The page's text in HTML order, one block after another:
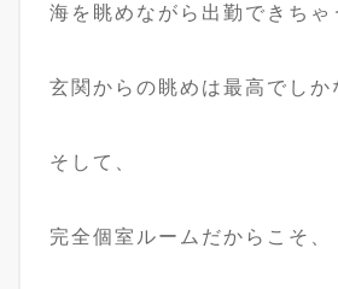
海を眺めながら出勤できちゃ
玄関からの眺めは最高でしか
そして、
完全個室ルームだからこそ、